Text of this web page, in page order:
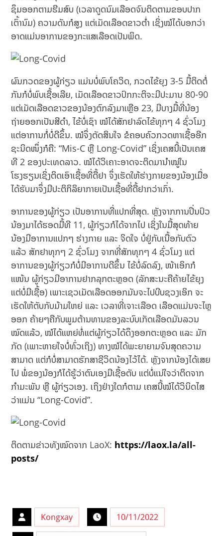
ຊຶມອອກຕາມຮີມສົບ (ເວລາດູດນົມເລືອດຈົນຕິດຕາມຂອບປາກ
ເຕົ້ານົມ) ຄວາມດັນກໍສູງ ແຕ່ເມັດເລືອດຂາວຕ່ຳ ເຊິ່ງໝໍໄດ້ບອກວ່າ
ອາດແມ່ນອາການຂອງກະແສເລືອດເປັນພິດ.
ຜົນກວດຂອງຜູ້ກ່ຽວ ແມ່ນບໍ່ພົບໂຄວິດ, ກວດໄຂ້ຍຸງ 3-5 ມື້ຕິດຕໍ່
ກັນກໍບໍ່ພົບເຊື້ອເລີຍ, ເມັດເລືອດຂາວປົກກະຕິຈະມີປະມານ 80-90
ແຕ່ເມັດເລືອດຂາວຂອງນ້ອງຕົກລົງມາເຫຼືອ 23, ມີບາງມື້ທີ່ນ້ອງ
ຖ່າຍອອກເປັນສີດຳ, ໄຂ້ບໍ່ເຊົາ ໝໍໄດ້ສັກຢາລົດໄຂ້ທຸກໆ 4 ຊົ່ວໂມງ
ແຕ່ອາການກໍ່ບໍ່ດີຂຶ້ນ. ໝໍຈຶ່ງຕັດສິນໃຈ ຂໍຄອບຄົວກວດຫາເຊື້ອອີກ
ຊະນິດໜຶ່ງກໍຄື: “Mis-C ຫຼື Long-Covid” ເຊິ່ງເຄສນີ້ເປັນເຄສ
ທີ 2 ຂອງປະເທດລາວ. ໝໍໄດ້ວິເຄາະອາດຈະຕິດມານໍາໝູ່ໃນ
ໂຮງຮຽນເຊິ່ງຕິດເອົາເຊື້ອທີ່ດື້ຢາ ຈຶ່ງເຮັດໃຫ້ຮ່າງກາຍຂອງນ້ອງເມື່ອ
ໄດ້ຮັບມາຈຶ່ງມີປະຕິກິລິຍາກາຍເປັນເຊື້ອທີ່ດື້ຢາກວ່າເກົ່າ.
ອາການຂອງຜູ້ກ່ຽວ ເປັນອາການທີ່ແປກທີ່ສຸດ. ຫຼັງຈາກການປິ່ນປົວ
ນ້ອງມາໄດ້ຮອດມື້ທີ 11, ຜູ້ກ່ຽວກໍໄດ້ຈາກໄປ ເຊິ່ງໃນມື້ສຸດທ້າຍ
ນ້ອງມີອາການແປກໆ ຮ່າງກາຍ ແລະ ຈິດໃຈ ບໍ່ຢູ່ກັບເນື້ອກັບຕົວ
ແລ້ວ ສັກຢາທຸກໆ 2 ຊົ່ວໂມງ ຈາກທີ່ສັກທຸກໆ 4 ຊົ່ວໂມງ ແຕ່
ອາການຂອງຜູ້ກ່ຽວກໍບໍ່ມີອາການດີຂຶ້ນ ໄຂ້ບໍ່ລົດລົງ, ໜ້າເອິກກໍ
ແໜ້ນ ຜູ້ກ່ຽວມີອາການຢາກລຸກຕະຫຼອດ (ລັກສະນະຄືຄ້າຍໄຂ້ຍຸງ
ແຕ່ບໍ່ມີເຊື້ອ) ເພາະເຊວເມັດເລືອດອອກມັນຈະໄປບີບຊວງເອິກ ຈະ
ເຮັດໃຫ້ຕັບກັບມ້າມໃຫຍ່ ແລະ ເວລາທີ່ເຈາະເລືອດ ເລືອດແມ່ນຈະໄຫຼ
ອອກ ຄ້າຍໆຄືກັບພູມຕ້ານທານຂອງລະບົບເກັດເລືອດມັນລວນ
ໝົດແລ້ວ, ໝໍໄດ້ແຫຍ່ທໍ່ແຕ່ຜູ້ກ່ຽວໄດ້ດຶງອອກຕະຫຼອດ ແລະ ມັກ
ກັດ (ເພາະຫາຍໃຈບໍ່ທົ່ວເຖິງ) ທາງໝໍໄດ້ພະຍາຍາມຈົນສຸດຄວາມ
ສາມາດ ແຕ່ກໍບໍ່ສາມາດຮັກສາຊີວິດນ້ອງໄວ້ໄດ້. ຫຼັງຈາກນ້ອງໄດ້ເສຍ
ໄປ ພໍ່ຂອງນ້ອງກໍໄດ້ຮູ້ວ່າຕົນເອງມີເຊື້ອຕັບ ແຕ່ບໍ່ແນ່ໃຈວ່າຕິດຈາກ
ກຳມະພັນ ຫຼື ຜູ້ກ່ຽວເອງ. ເຖິງຢ່າງໃດກໍຕາມ ເຄສນີ້ໝໍໄດ້ວິນິດໄສ
ວ່າແມ່ນ “Long-Covid”.
ຕິດຕາມຂ່າວທັງໝົດຈາກ LaoX: https://laox.la/all-
posts/
Kongxay 10/11/2022